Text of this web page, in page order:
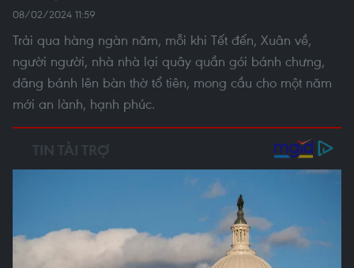
08/02/2024 11:59
Trải qua hàng ngàn năm, mỗi khi Tết đến, Xuân về,
người người, nhà nhà lại quây quần gói bánh chưng,
dâng bánh lên bàn thờ tổ tiên, mong cầu cho một năm
mới an lành, hạnh phúc.